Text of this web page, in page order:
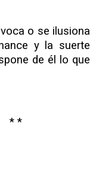
o se ilusiona
y la suerte
de él lo que
* *